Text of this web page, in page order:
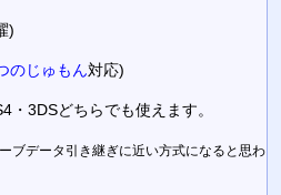
)
のじゅもん対応)
・3DSどちらでも使えます。
ブデータ引き継ぎに近い方式になると思わ